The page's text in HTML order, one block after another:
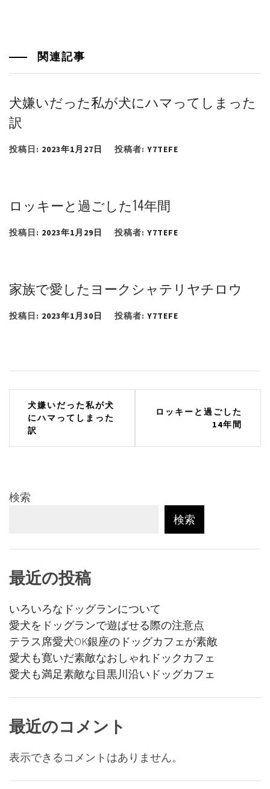
関連記事
犬嫌いだった私が犬にハマってしまった
訳
投稿日: 2023年1月27日 投稿者: Y7TEFE
ロッキーと過ごした14年間
投稿日: 2023年1月29日 投稿者: Y7TEFE
家族で愛したヨークシャテリヤチロウ
投稿日: 2023年1月30日 投稿者: Y7TEFE
ナ
ゲ
シ
ョ
ン
犬嫌いだった私が犬
にハマってしまった
訳
ロッキーと過ごした
14年間
検索
検索
最近の投稿
いろいろなドッグランについて
愛犬をドッグランで遊ばせる際の注意点
テラス席愛犬OK銀座のドッグカフェが素敵
愛犬も寛いだ素敵なおしゃれドックカフェ
愛犬も満足素敵な目黒川沿いドッグカフェ
最近のコメント
表示できるコメントはありません。